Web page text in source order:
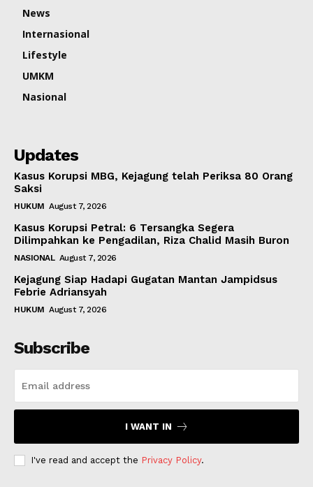
News
Internasional
Lifestyle
UMKM
Nasional
Updates
Kasus Korupsi MBG, Kejagung telah Periksa 80 Orang
Saksi
HUKUM August 7, 2026
Kasus Korupsi Petral: 6 Tersangka Segera
Dilimpahkan ke Pengadilan, Riza Chalid Masih Buron
NASIONAL August 7, 2026
Kejagung Siap Hadapi Gugatan Mantan Jampidsus
Febrie Adriansyah
HUKUM August 7, 2026
Subscribe
I WANT IN
I've read and accept the Privacy Policy.